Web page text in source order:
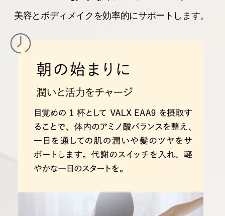
美容とボディメイクを効率的にサポートします。